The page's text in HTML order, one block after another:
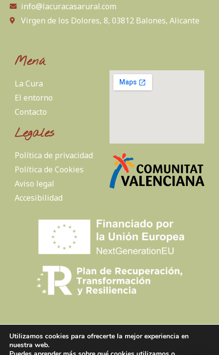
info@lacuracasarural.com
Virgen de los Dolores, 8, 03812 Balones, Alicante
Menú
La Cura
El entorno
Contacto
Legales
Política de privacidad
Política de Cookies
Aviso legal
Accesibilidad
Creado porTandem Marketing Digital
Utilizamos cookies para ofrecerte la mejor experiencia en
nuestra web.